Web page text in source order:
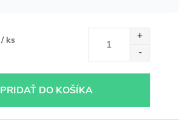
/ ks
PRIDAŤ DO KOŠÍKA